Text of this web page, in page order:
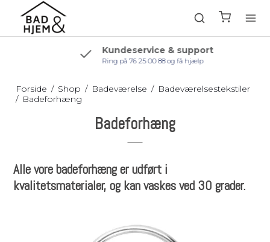
Kundeservice & support
Ring på 76 25 00 88 og få hjælp
Forside / Shop / Badeværelse / Badeværelsestekstiler
/ Badeforhæng
Badeforhæng
Alle vore badeforhæng er udført i
kvalitetsmaterialer, og kan vaskes ved 30 grader.